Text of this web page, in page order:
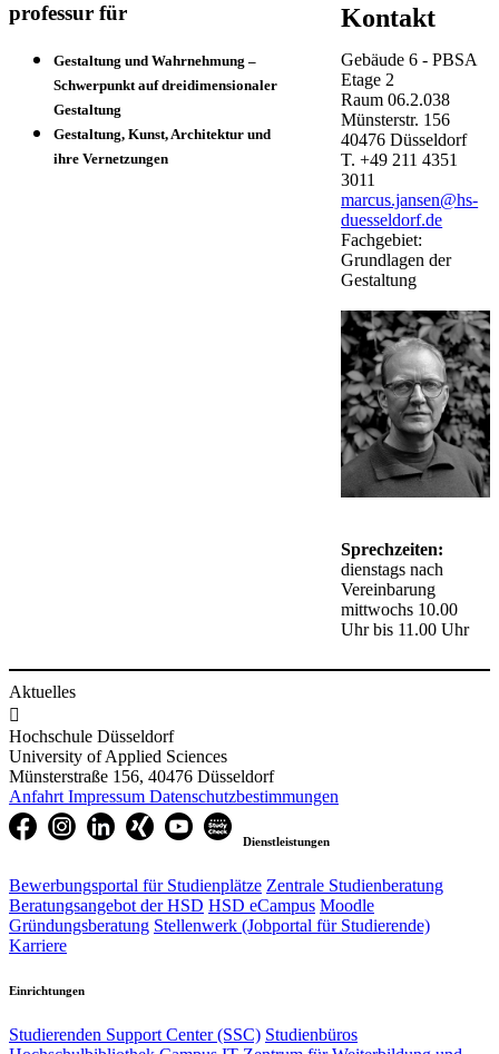
professur für
Gestaltung und Wahrnehmung –
Schwerpunkt auf dreidimensionaler
Gestaltung
Gestaltung, Kunst, Architektur und
ihre Vernetzungen
Kontakt
Gebäude6 - PBSA
Etage 2
Raum06.2.038
Münsterstr. 156
40476Düsseldorf
T.+49 211 4351
3011
marcus.jansen@hs-
duesseldorf.de
Fachgebiet:
Grundlagen der
Gestaltung
Sprechzeiten:
dienstags nach
Vereinbarung
mittwochs 10.00
Uhr bis 11.00 Uhr​
Aktuelles

Hochschule Düsseldorf
University of Applied Sciences
Münsterstraße 156, 40476 Düsseldorf
Anfahrt Impressum Datenschutzbestimmungen
Dienstleistungen
Bewerbungsportal für Studienplätze Zentrale Studienberatung
Beratungsangebot der HSD HSD eCampus Moodle
Gründungsberatung Stellenwerk (Jobportal für Studierende)
Karriere
Einrichtungen
Studierenden Support Center (SSC) Studienbüros